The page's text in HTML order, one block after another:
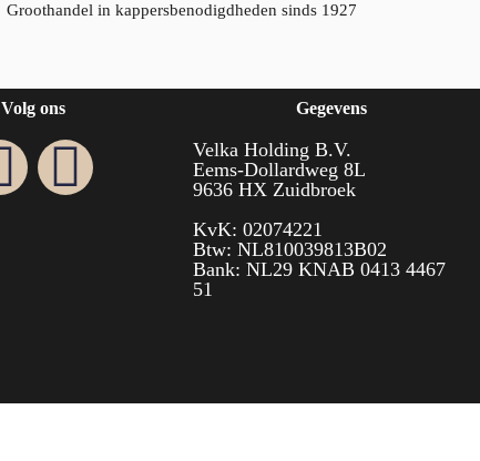
Groothandel in kappersbenodigdheden sinds 1927
Volg ons Gegevens
Velka Holding B.V.
Eems-Dollardweg 8L
9636 HX Zuidbroek
KvK: 02074221
Btw: NL810039813B02
Bank: NL29 KNAB 0413 4467
51